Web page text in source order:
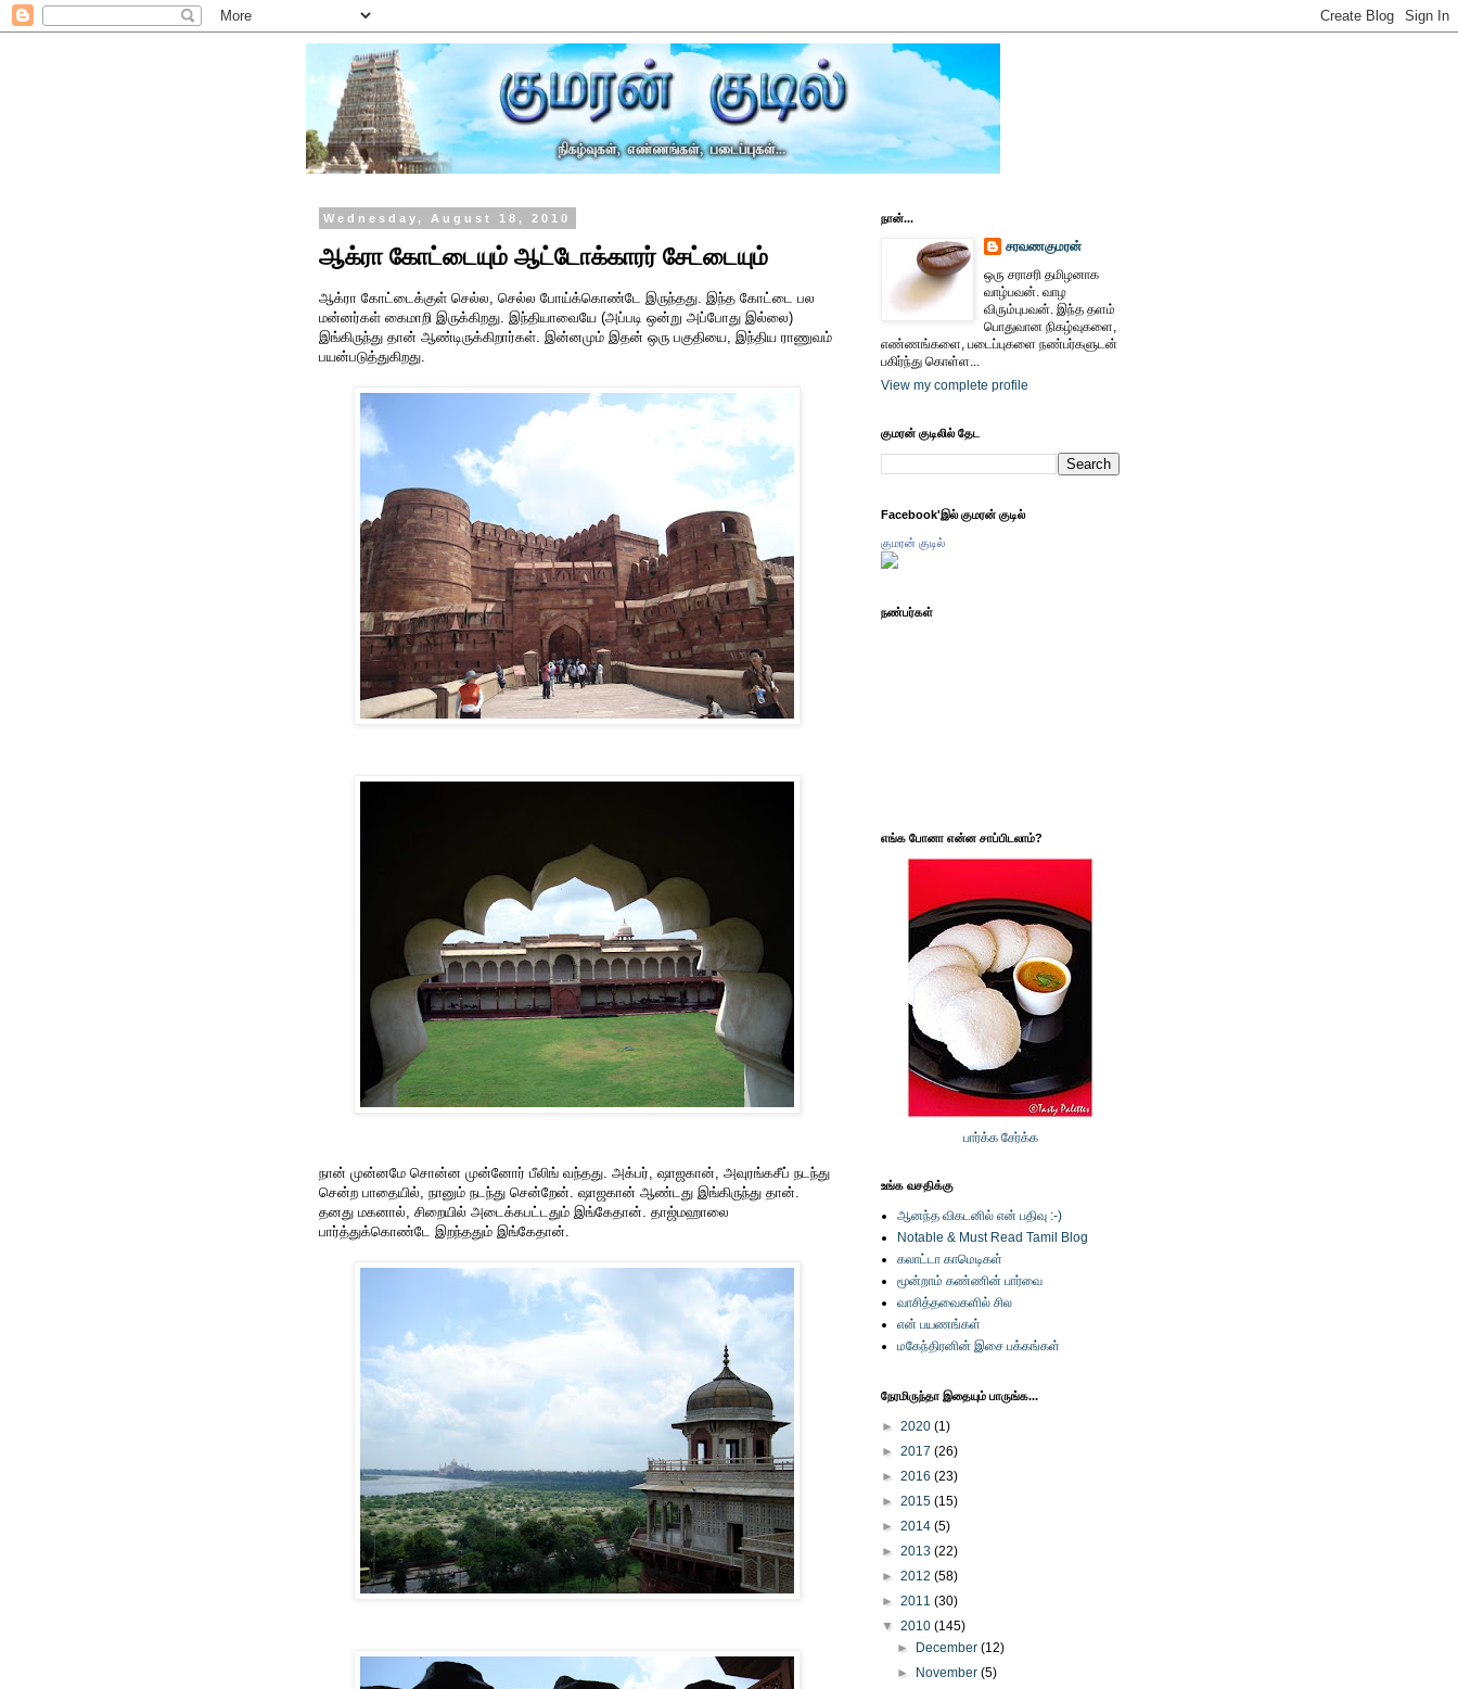
Wednesday, August 18, 2010
ஆக்ரா கோட்டையும் ஆட்டோக்காரர் சேட்டையும்
ஆக்ரா கோட்டைக்குள் செல்ல, செல்ல போய்க்கொண்டே இருந்தது. இந்த கோட்டை பல
மன்னர்கள் கைமாறி இருக்கிறது. இந்தியாவையே (அப்படி ஒன்று அப்போது இல்லை)
இங்கிருந்து தான் ஆண்டிருக்கிறார்கள். இன்னமும் இதன் ஒரு பகுதியை, இந்திய ராணுவம்
பயன்படுத்துகிறது.
நான் முன்னமே சொன்ன முன்னோர் பீலிங் வந்தது. அக்பர், ஷாஜகான், அவுரங்கசீப் நடந்து
சென்ற பாதையில், நானும் நடந்து சென்றேன். ஷாஜகான் ஆண்டது இங்கிருந்து தான்.
தனது மகனால், சிறையில் அடைக்கபட்டதும் இங்கேதான். தாஜ்மஹாலை
பார்த்துக்கொண்டே இறந்ததும் இங்கேதான்.
நான்...
சரவணகுமரன்
ஒரு சராசரி தமிழனாக
வாழ்பவன். வாழ
விரும்புபவன். இந்த தளம்
பொதுவான நிகழ்வுகளை,
எண்ணங்களை, படைப்புகளை நண்பர்களுடன்
பகிர்ந்து கொள்ள...
View my complete profile
குமரன் குடிலில் தேட
Facebook'இல் குமரன் குடில்
குமரன் குடில்
நண்பர்கள்
எங்க போனா என்ன சாப்பிடலாம்?
பார்க்க சேர்க்க
உங்க வசதிக்கு
ஆனந்த விகடனில் என் பதிவு :-)
Notable & Must Read Tamil Blog
கலாட்டா காமெடிகள்
மூன்றாம் கண்ணின் பார்வை
வாசித்தவைகளில் சில
என் பயணங்கள்
மகேந்திரனின் இசை பக்கங்கள்
நேரமிருந்தா இதையும் பாருங்க...
► 2020 (1)
► 2017 (26)
► 2016 (23)
► 2015 (15)
► 2014 (5)
► 2013 (22)
► 2012 (58)
► 2011 (30)
▼ 2010 (145)
►
December(12)
►
November(5)